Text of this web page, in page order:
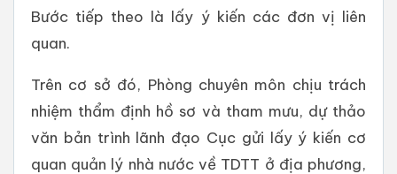
Bước tiếp theo là lấy ý kiến các đơn vị liên
quan.
Trên cơ sở đó, Phòng chuyên môn chịu trách
nhiệm thẩm định hồ sơ và tham mưu, dự thảo
văn bản trình lãnh đạo Cục gửi lấy ý kiến cơ
quan quản lý nhà nước về TDTT ở địa phương,